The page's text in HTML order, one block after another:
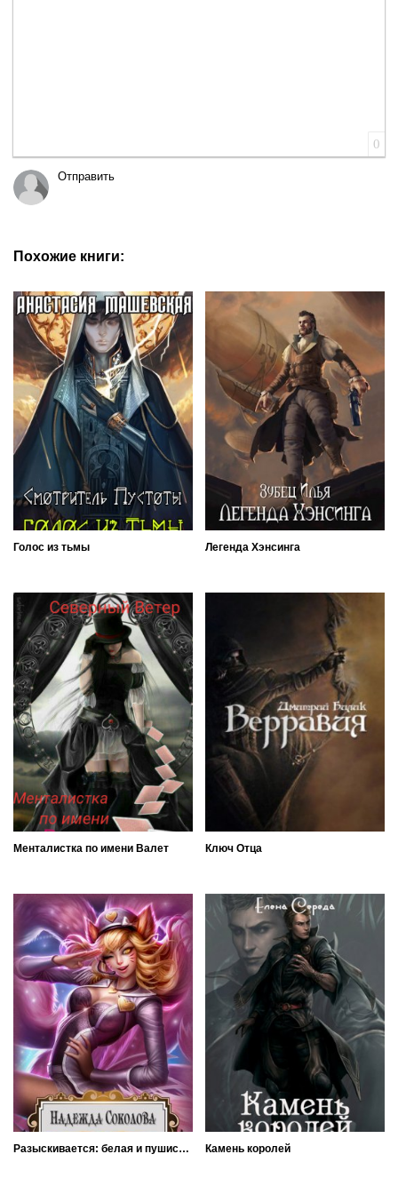
0
Отправить
Похожие книги:
Голос из тьмы Легенда Хэнсинга
Менталистка по имени Валет Ключ Отца
Разыскивается: белая и пушистая, с криминальными наклонностями! Камень королей